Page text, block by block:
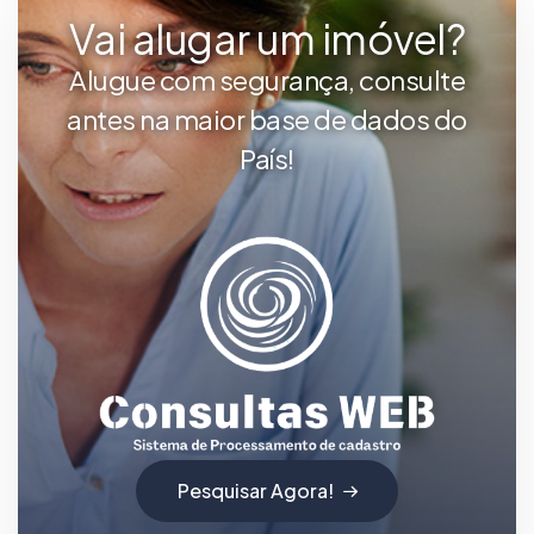
Vai alugar um imóvel?
Alugue com segurança, consulte
antes na maior base de dados do
País!
Pesquisar Agora!